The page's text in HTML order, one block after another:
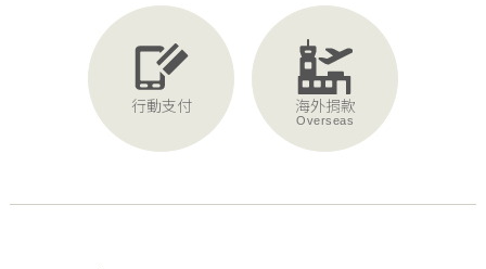
行動支付 海外捐款
Overseas